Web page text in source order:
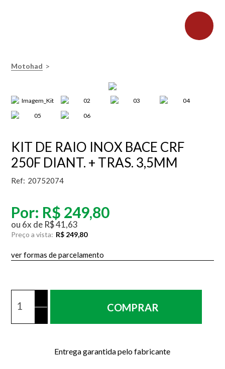
Motohad >
KIT DE RAIO INOX BACE CRF
250F DIANT. + TRAS. 3,5MM
Ref: 20752074
Por: R$ 249,80
ou 6x de R$ 41,63
Preço a vista: R$ 249,80
ver formas de parcelamento
COMPRAR
Entrega garantida pelo fabricante